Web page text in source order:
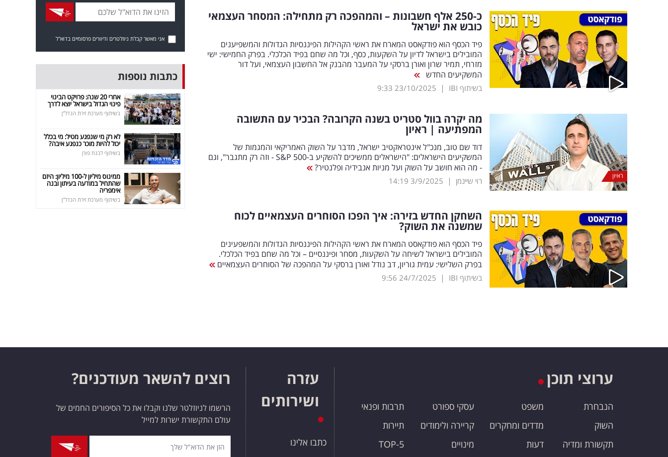
כ-250 אלף חשבונות – והמהפכה רק מתחילה: המסחר העצמאי
כובש את ישראל
פיד הכסף הוא פודקאסט המארח את ראשי הקהילות הפיננסיות הגדולות והמשפיענים
המובילים בישראל לדיון על השקעות, כסף, וכל מה שחם בפיד הכלכלי. בפרק החמישי: ישי
מזרחי, תמיר שרון ואורן ברסקי על המעבר מהבנק אל החשבון העצמאי, ועל דור
המשקיעים החדש
בשיתוף IBI |
23/10/2025
9:33
ראיון
מה יקרה בוול סטריט בשנה הקרובה? הבכיר עם התשובה
המפתיעה | ראיון
דוד שם טוב, מנכ"ל אינטראקטיב ישראל, מדבר על השוק האמריקאי והמגמות של
המשקיעים הישראלים: "הישראלים ממשיכים להשקיע ב-S&P 500 - וזה רק מתגבר", וגם
- מה הוא חושב על השוק ועל מניות אנבידיה ופלנטיר?
רוי שיינמן |
3/9/2025
14:19
השחקן החדש בזירה: איך הפכו הסוחרים העצמאיים לכוח
שמשנה את השוק?
פיד הכסף הוא פודקאסט המארח את ראשי הקהילות הפיננסיות הגדולות והמשפעינים
המובילים בישראל לשיחה על השקעות, מסחר ופיננסיים – וכל מה שחם בפיד הכלכלי.
בפרק השלישי: עמית גוריון, דב נודל ואורן ברסקי על המהפכה של הסוחרים העצמאיים
בשיתוף IBI |
24/7/2025
9:56
אני מאשר קבלת ניוזלטרים ודיוורים פרסומיים בדוא"ל
כתבות נוספות
אחרי 20 שנה: פרויקט הבינוי
פינוי הגדול בישראל יוצא לדרך
בשיתוף מערכת זירת הנדל"ן
לא רק מי שנפגע מטיל: מי בכלל
יכול להיות מוכר כנפגע איבה?
בשיתוף לבנת פורן
ממינוס מיליון ל-100 מיליון: היזם
שהתחיל במודעה בעיתון ובנה
אימפריה
בשיתוף מערכת זירת הנדל"ן
ערוצי תוכן
הנבחרת
השוק
תקשורת ומדיה
משפט
מדדים ומחקרים
דעות
עסקי ספורט
קריירה ולימודים
מינויים
תרבות ופנאי
תיירות
TOP-5
עזרה
ושירותים
כתבו אלינו
רוצים להשאר מעודכנים?
הרשמו לניוזלטר שלנו וקבלו את כל הסיפורים החמים של
עולם התקשורת ישרות למייל